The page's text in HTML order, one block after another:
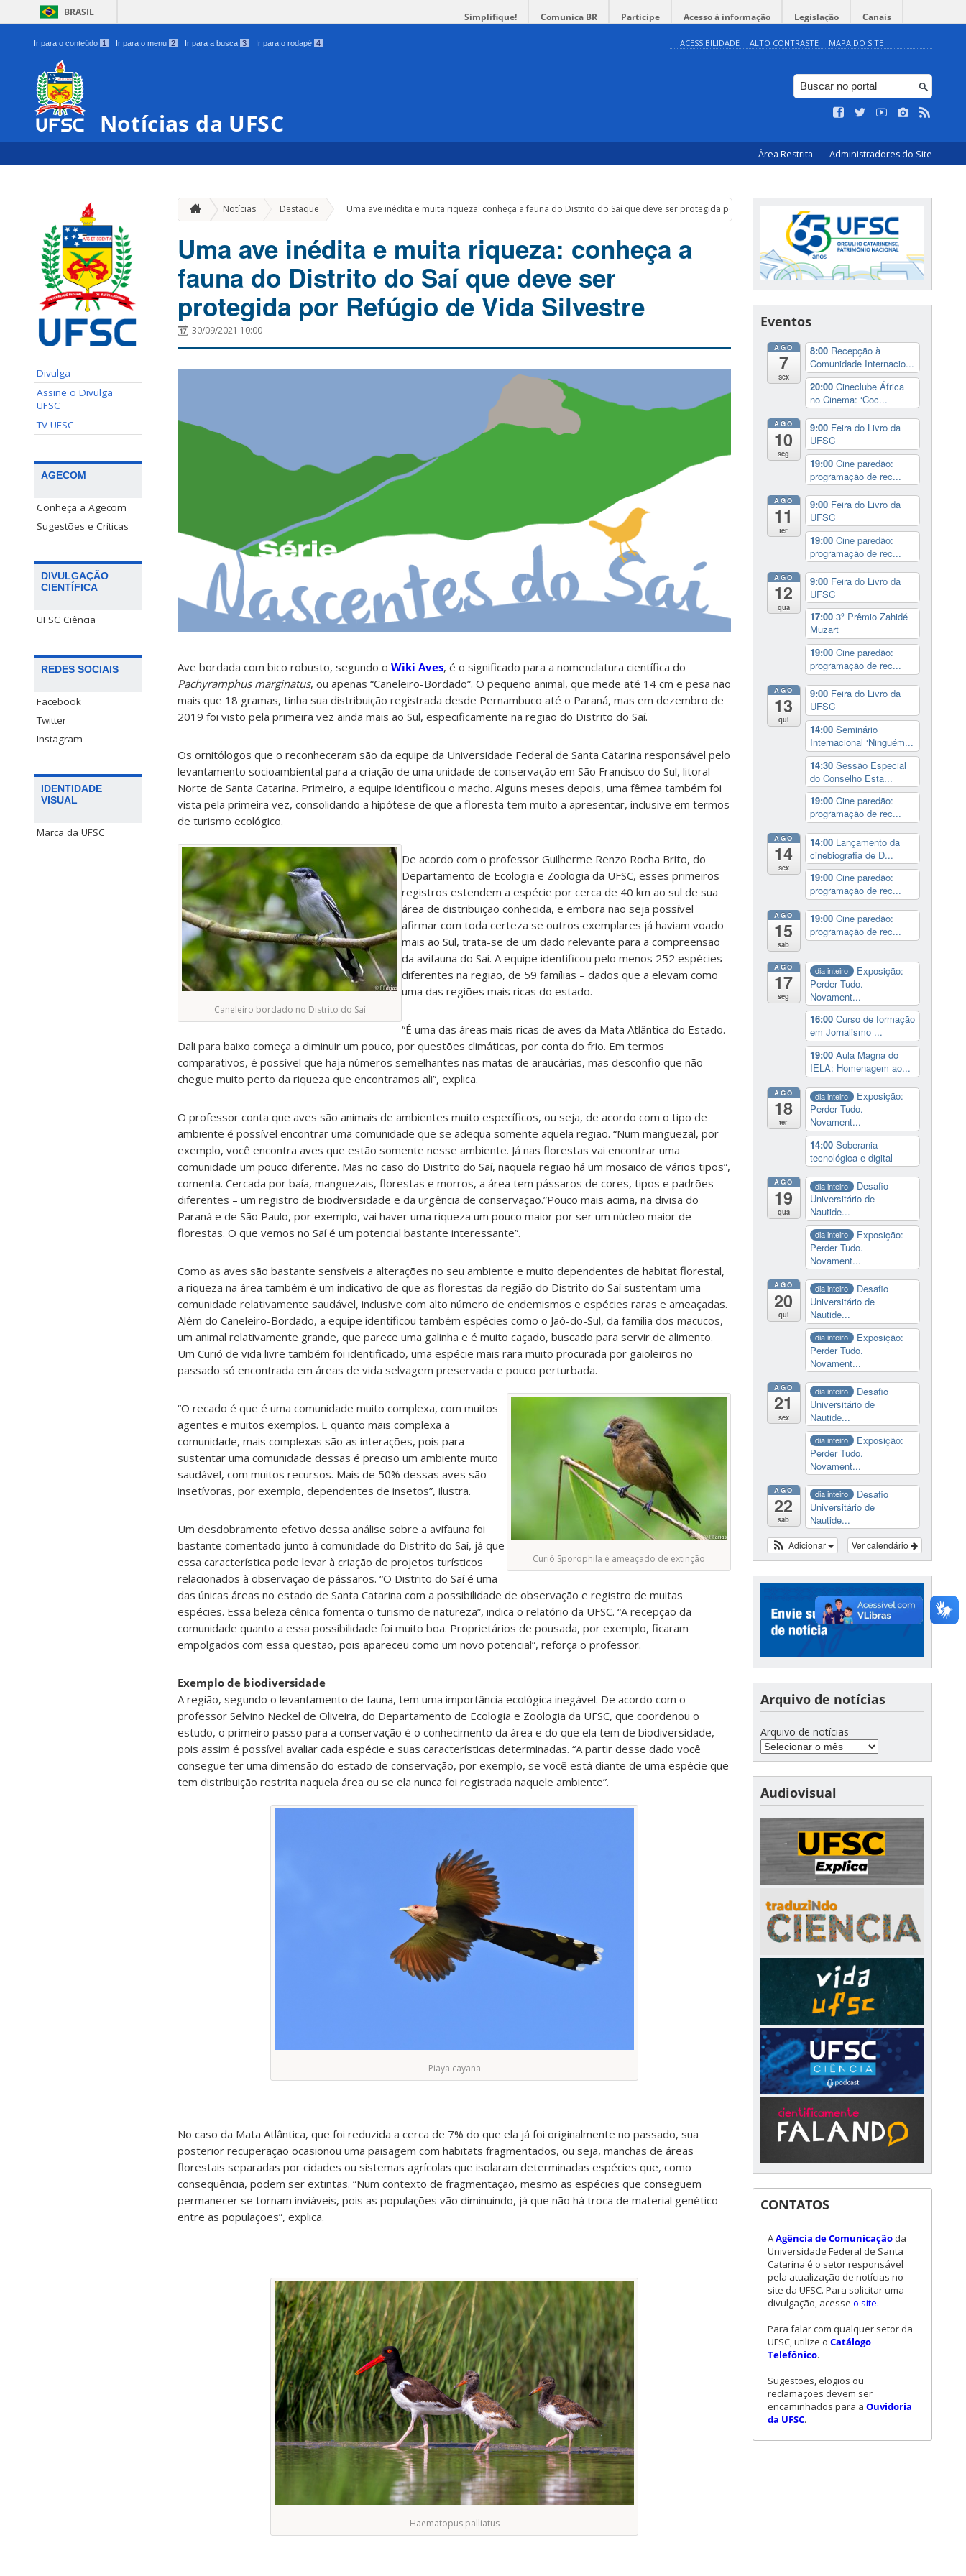
BRASIL Simplifique! Comunica BR Participe Acesso à informação Legislação Canais
Ir para o conteúdo 1 Ir para o menu 2 Ir para a busca 3 Ir para o rodapé 4 ACESSIBILIDADE ALTO CONTRASTE MAPA DO SITE
Notícias da UFSC
Área Restrita Administradores do Site
Divulga
Assine o Divulga
UFSC
TV UFSC
AGECOM
Conheça a Agecom
Sugestões e Críticas
DIVULGAÇÃO
CIENTÍFICA
UFSC Ciência
REDES SOCIAIS
Facebook
Twitter
Instagram
IDENTIDADE
VISUAL
Marca da UFSC
Notícias Destaque » Uma ave inédita e muita riqueza: conheça a fauna do Distrito do Saí que deve ser protegida por Refúgio de Vida Silvestre
Uma ave inédita e muita riqueza: conheça a
fauna do Distrito do Saí que deve ser
protegida por Refúgio de Vida Silvestre
30/09/2021 10:00
Ave bordada com bico robusto, segundo o Wiki Aves, é o significado para a nomenclatura científica do
Pachyramphus marginatus, ou apenas “Caneleiro-Bordado”. O pequeno animal, que mede até 14 cm e pesa não
mais que 18 gramas, tinha sua distribuição registrada desde Pernambuco até o Paraná, mas em dezembro de
2019 foi visto pela primeira vez ainda mais ao Sul, especificamente na região do Distrito do Saí.
Os ornitólogos que o reconheceram são da equipe da Universidade Federal de Santa Catarina responsável pelo
levantamento socioambiental para a criação de uma unidade de conservação em São Francisco do Sul, litoral
Norte de Santa Catarina. Primeiro, a equipe identificou o macho. Alguns meses depois, uma fêmea também foi
vista pela primeira vez, consolidando a hipótese de que a floresta tem muito a apresentar, inclusive em termos
de turismo ecológico.
Caneleiro bordado no Distrito do Saí
De acordo com o professor Guilherme Renzo Rocha Brito, do
Departamento de Ecologia e Zoologia da UFSC, esses primeiros
registros estendem a espécie por cerca de 40 km ao sul de sua
área de distribuição conhecida, e embora não seja possível
afirmar com toda certeza se outros exemplares já haviam voado
mais ao Sul, trata-se de um dado relevante para a compreensão
da avifauna do Saí. A equipe identificou pelo menos 252 espécies
diferentes na região, de 59 famílias – dados que a elevam como
uma das regiões mais ricas do estado.
“É uma das áreas mais ricas de aves da Mata Atlântica do Estado.
Dali para baixo começa a diminuir um pouco, por questões climáticas, por conta do frio. Em termos
comparativos, é possível que haja números semelhantes nas matas de araucárias, mas desconfio que não
chegue muito perto da riqueza que encontramos ali”, explica.
O professor conta que aves são animais de ambientes muito específicos, ou seja, de acordo com o tipo de
ambiente é possível encontrar uma comunidade que se adequa somente aquela região. “Num manguezal, por
exemplo, você encontra aves que estão somente nesse ambiente. Já nas florestas vai encontrar uma
comunidade um pouco diferente. Mas no caso do Distrito do Saí, naquela região há um mosaico de vários tipos”,
comenta. Cercada por baía, manguezais, florestas e morros, a área tem pássaros de cores, tipos e padrões
diferentes – um registro de biodiversidade e da urgência de conservação.”Pouco mais acima, na divisa do
Paraná e de São Paulo, por exemplo, vai haver uma riqueza um pouco maior por ser um núcleo maior de
florestas. O que vemos no Saí é um potencial bastante interessante”.
Como as aves são bastante sensíveis a alterações no seu ambiente e muito dependentes de habitat florestal,
a riqueza na área também é um indicativo de que as florestas da região do Distrito do Saí sustentam uma
comunidade relativamente saudável, inclusive com alto número de endemismos e espécies raras e ameaçadas.
Além do Caneleiro-Bordado, a equipe identificou também espécies como o Jaó-do-Sul, da família dos macucos,
um animal relativamente grande, que parece uma galinha e é muito caçado, buscado para servir de alimento.
Um Curió de vida livre também foi identificado, uma espécie mais rara muito procurada por gaioleiros no
passado só encontrada em áreas de vida selvagem preservada e pouco perturbada.
Curió Sporophila é ameaçado de extinção
“O recado é que é uma comunidade muito complexa, com muitos
agentes e muitos exemplos. E quanto mais complexa a
comunidade, mais complexas são as interações, pois para
sustentar uma comunidade dessas é preciso um ambiente muito
saudável, com muitos recursos. Mais de 50% dessas aves são
insetívoras, por exemplo, dependentes de insetos”, ilustra.
Um desdobramento efetivo dessa análise sobre a avifauna foi
bastante comentado junto à comunidade do Distrito do Saí, já que
essa característica pode levar à criação de projetos turísticos
relacionados à observação de pássaros. “O Distrito do Saí é uma
das únicas áreas no estado de Santa Catarina com a possibilidade de observação e registro de muitas
espécies. Essa beleza cênica fomenta o turismo de natureza”, indica o relatório da UFSC. “A recepção da
comunidade quanto a essa possibilidade foi muito boa. Proprietários de pousada, por exemplo, ficaram
empolgados com essa questão, pois apareceu como um novo potencial”, reforça o professor.
Exemplo de biodiversidade
A região, segundo o levantamento de fauna, tem uma importância ecológica inegável. De acordo com o
professor Selvino Neckel de Oliveira, do Departamento de Ecologia e Zoologia da UFSC, que coordenou o
estudo, o primeiro passo para a conservação é o conhecimento da área e do que ela tem de biodiversidade,
pois assim é possível avaliar cada espécie e suas características determinadas. “A partir desse dado você
consegue ter uma dimensão do estado de conservação, por exemplo, se você está diante de uma espécie que
tem distribuição restrita naquela área ou se ela nunca foi registrada naquele ambiente”.
Piaya cayana
No caso da Mata Atlântica, que foi reduzida a cerca de 7% do que ela já foi originalmente no passado, sua
posterior recuperação ocasionou uma paisagem com habitats fragmentados, ou seja, manchas de áreas
florestais separadas por cidades ou sistemas agrícolas que isolaram determinadas espécies que, como
consequência, podem ser extintas. “Num contexto de fragmentação, mesmo as espécies que conseguem
permanecer se tornam inviáveis, pois as populações vão diminuindo, já que não há troca de material genético
entre as populações”, explica.
Haematopus palliatus
Eventos
AGO
7
sex
8:00 Recepção à
Comunidade Internacio...
20:00 Cineclube África
no Cinema: ‘Coc...
AGO
10
seg
9:00 Feira do Livro da
UFSC
19:00 Cine paredão:
programação de rec...
AGO
11
ter
9:00 Feira do Livro da
UFSC
19:00 Cine paredão:
programação de rec...
AGO
12
qua
9:00 Feira do Livro da
UFSC
17:00 3º Prêmio Zahidé
Muzart
19:00 Cine paredão:
programação de rec...
AGO
13
qui
9:00 Feira do Livro da
UFSC
14:00 Seminário
Internacional ‘Ninguém...
14:30 Sessão Especial
do Conselho Esta...
19:00 Cine paredão:
programação de rec...
AGO
14
sex
14:00 Lançamento da
cinebiografia de D...
19:00 Cine paredão:
programação de rec...
AGO
15
sáb
19:00 Cine paredão:
programação de rec...
AGO
17
seg
dia inteiro
Exposição:
Perder Tudo.
Novament...
16:00 Curso de formação
em Jornalismo ...
19:00 Aula Magna do
IELA: Homenagem ao...
AGO
18
ter
dia inteiro
Exposição:
Perder Tudo.
Novament...
14:00 Soberania
tecnológica e digital
AGO
19
qua
dia inteiro
Desafio
Universitário de
Nautide...
dia inteiro
Exposição:
Perder Tudo.
Novament...
AGO
20
qui
dia inteiro
Desafio
Universitário de
Nautide...
dia inteiro
Exposição:
Perder Tudo.
Novament...
AGO
21
sex
dia inteiro
Desafio
Universitário de
Nautide...
dia inteiro
Exposição:
Perder Tudo.
Novament...
AGO
22
sáb
dia inteiro
Desafio
Universitário de
Nautide...
Ver calendário
Adicionar
Arquivo de notícias
Arquivo de notícias
Audiovisual
CONTATOS
AAgência de Comunicação da
Universidade Federal de Santa
Catarina é o setor responsável
pela atualização de notícias no
site da UFSC. Para solicitar uma
divulgação, acesse o site.
Para falar com qualquer setor da
UFSC, utilize o Catálogo
Telefônico.
Sugestões, elogios ou
reclamações devem ser
encaminhados para a Ouvidoria
da UFSC.